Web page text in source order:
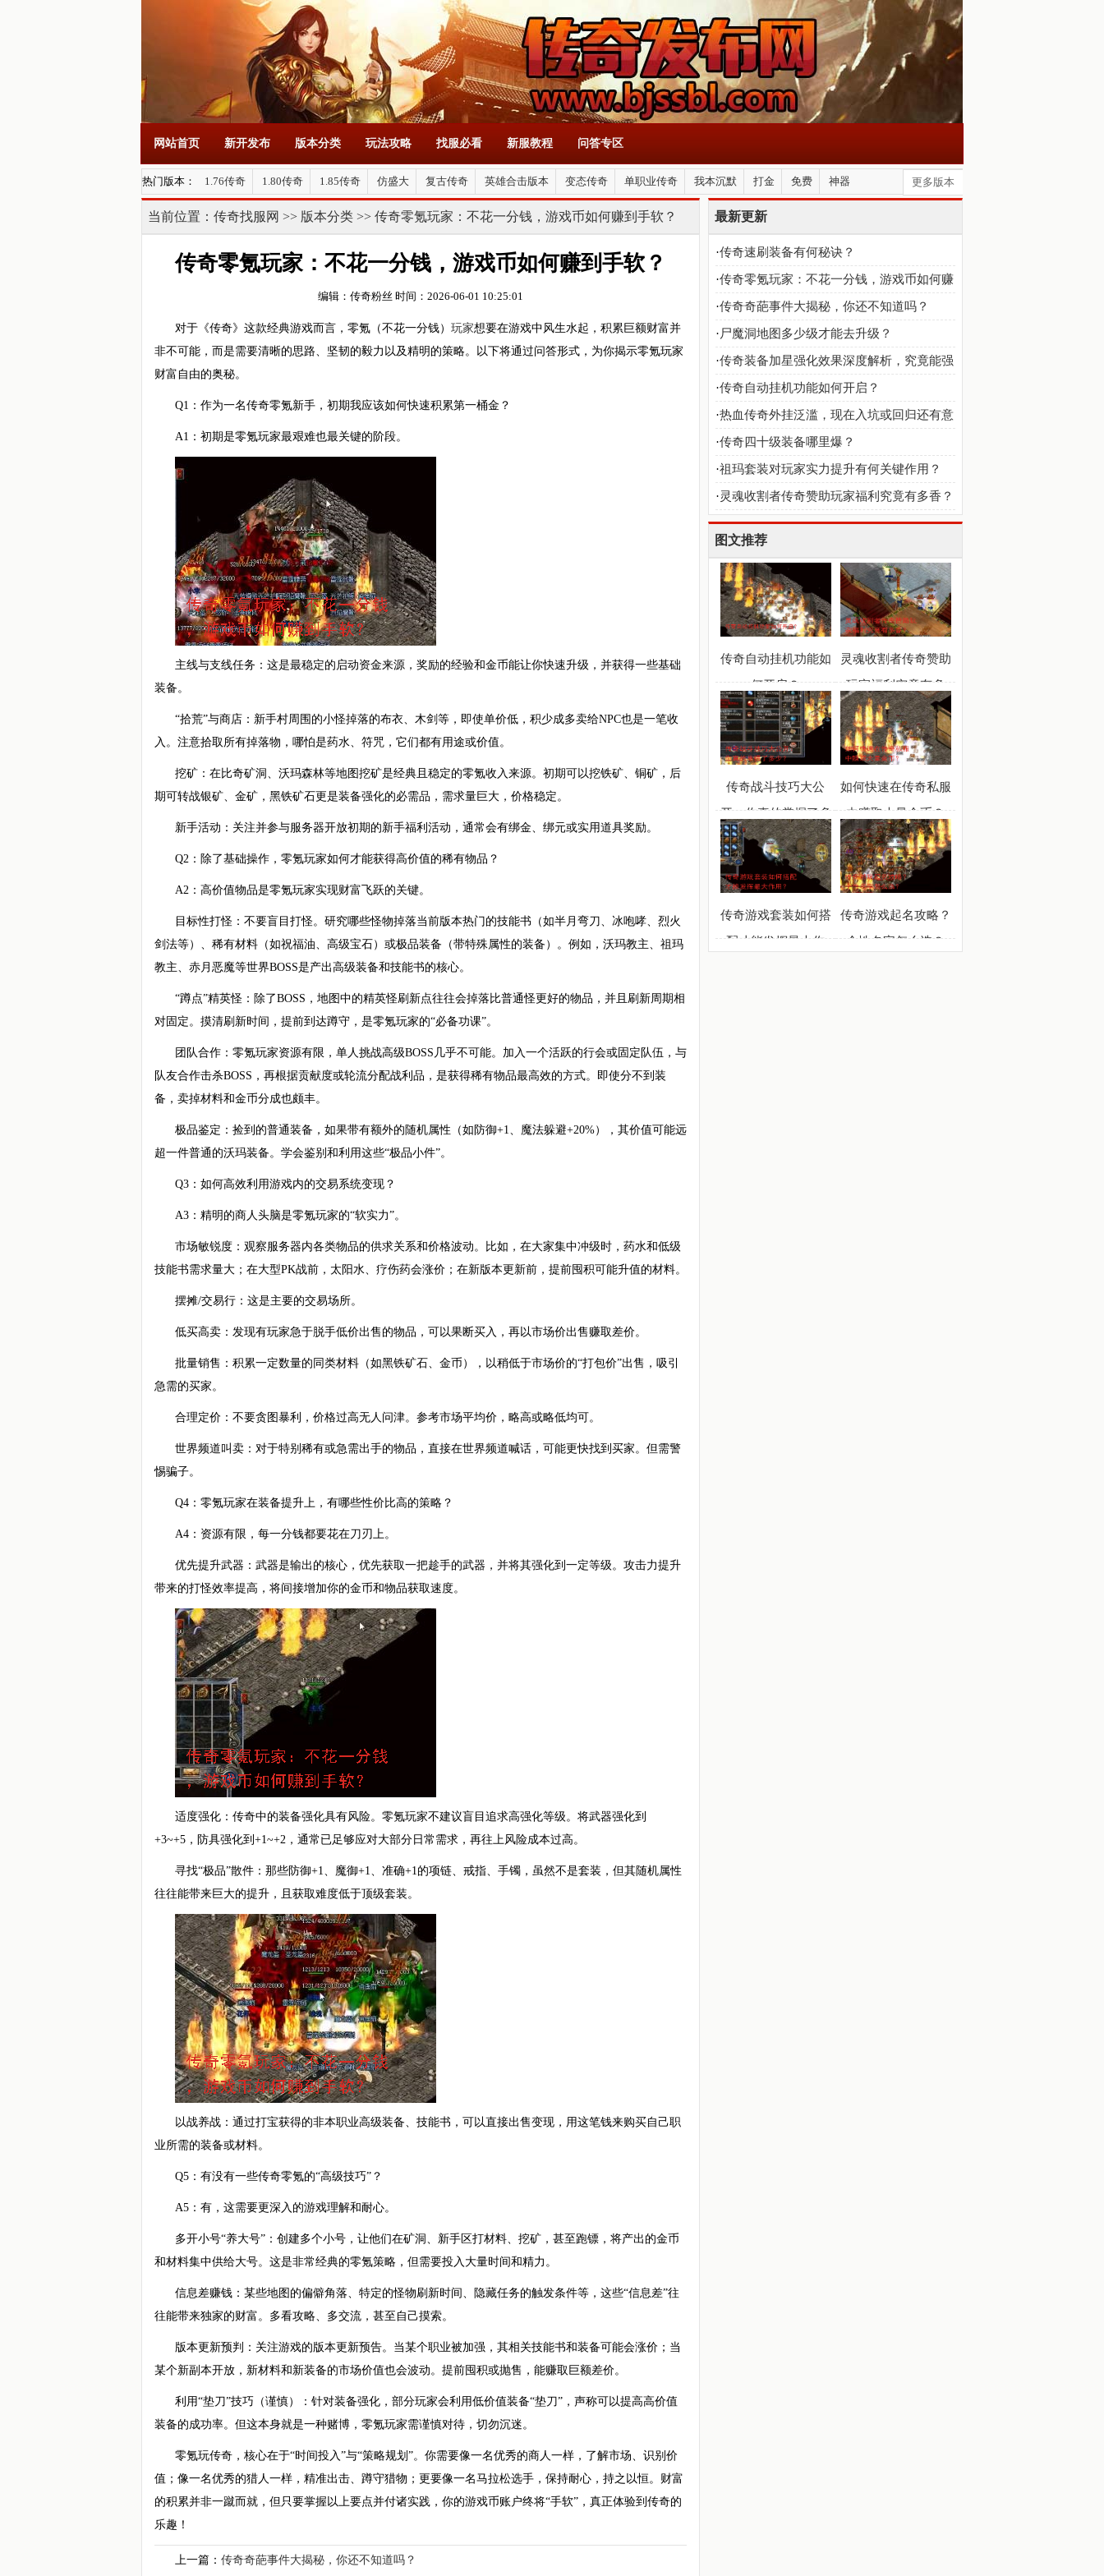
网站首页 新开发布 版本分类 玩法攻略 找服必看 新服教程 问答专区
热门版本： 1.76传奇 1.80传奇 1.85传奇 仿盛大 复古传奇 英雄合击版本 变态传奇 单职业传奇 我本沉默 打金 免费 神器 更多版本
当前位置： 传奇找服网 >> 版本分类 >> 传奇零氪玩家：不花一分钱，游戏币如何赚到手软？
传奇零氪玩家：不花一分钱，游戏币如何赚到手软？
编辑：传奇粉丝 时间：2026-06-01 10:25:01
对于《传奇》这款经典游戏而言，零氪（不花一分钱） 玩家想要在游戏中风生水起，积累巨额财富并
非不可能，而是需要清晰的思路、坚韧的毅力以及精明的策略。以下将通过问答形式，为你揭示零氪玩家
财富自由的奥秘。
Q1：作为一名传奇零氪新手，初期我应该如何快速积累第一桶金？
A1：初期是零氪玩家最艰难也最关键的阶段。
主线与支线任务：这是最稳定的启动资金来源，奖励的经验和金币能让你快速升级，并获得一些基础
装备。
“拾荒”与商店：新手村周围的小怪掉落的布衣、木剑等，即使单价低，积少成多卖给NPC也是一笔收
入。注意拾取所有掉落物，哪怕是药水、符咒，它们都有用途或价值。
挖矿：在比奇矿洞、沃玛森林等地图挖矿是经典且稳定的零氪收入来源。初期可以挖铁矿、铜矿，后
期可转战银矿、金矿，黑铁矿石更是装备强化的必需品，需求量巨大，价格稳定。
新手活动：关注并参与服务器开放初期的新手福利活动，通常会有绑金、绑元或实用道具奖励。
Q2：除了基础操作，零氪玩家如何才能获得高价值的稀有物品？
A2：高价值物品是零氪玩家实现财富飞跃的关键。
目标性打怪：不要盲目打怪。研究哪些怪物掉落当前版本热门的技能书（如半月弯刀、冰咆哮、烈火
剑法等）、稀有材料（如祝福油、高级宝石）或极品装备（带特殊属性的装备）。例如，沃玛教主、祖玛
教主、赤月恶魔等世界BOSS是产出高级装备和技能书的核心。
“蹲点”精英怪：除了BOSS，地图中的精英怪刷新点往往会掉落比普通怪更好的物品，并且刷新周期相
对固定。摸清刷新时间，提前到达蹲守，是零氪玩家的“必备功课”。
团队合作：零氪玩家资源有限，单人挑战高级BOSS几乎不可能。加入一个活跃的行会或固定队伍，与
队友合作击杀BOSS，再根据贡献度或轮流分配战利品，是获得稀有物品最高效的方式。即使分不到装
备，卖掉材料和金币分成也颇丰。
极品鉴定：捡到的普通装备，如果带有额外的随机属性（如防御+1、魔法躲避+20%），其价值可能远
超一件普通的沃玛装备。学会鉴别和利用这些“极品小件”。
Q3：如何高效利用游戏内的交易系统变现？
A3：精明的商人头脑是零氪玩家的“软实力”。
市场敏锐度：观察服务器内各类物品的供求关系和价格波动。比如，在大家集中冲级时，药水和低级
技能书需求量大；在大型PK战前，太阳水、疗伤药会涨价；在新版本更新前，提前囤积可能升值的材料。
摆摊/交易行：这是主要的交易场所。
低买高卖：发现有玩家急于脱手低价出售的物品，可以果断买入，再以市场价出售赚取差价。
批量销售：积累一定数量的同类材料（如黑铁矿石、金币），以稍低于市场价的“打包价”出售，吸引
急需的买家。
合理定价：不要贪图暴利，价格过高无人问津。参考市场平均价，略高或略低均可。
世界频道叫卖：对于特别稀有或急需出手的物品，直接在世界频道喊话，可能更快找到买家。但需警
惕骗子。
Q4：零氪玩家在装备提升上，有哪些性价比高的策略？
A4：资源有限，每一分钱都要花在刀刃上。
优先提升武器：武器是输出的核心，优先获取一把趁手的武器，并将其强化到一定等级。攻击力提升
带来的打怪效率提高，将间接增加你的金币和物品获取速度。
适度强化：传奇中的装备强化具有风险。零氪玩家不建议盲目追求高强化等级。将武器强化到
+3~+5，防具强化到+1~+2，通常已足够应对大部分日常需求，再往上风险成本过高。
寻找“极品”散件：那些防御+1、魔御+1、准确+1的项链、戒指、手镯，虽然不是套装，但其随机属性
往往能带来巨大的提升，且获取难度低于顶级套装。
以战养战：通过打宝获得的非本职业高级装备、技能书，可以直接出售变现，用这笔钱来购买自己职
业所需的装备或材料。
Q5：有没有一些传奇零氪的“高级技巧”？
A5：有，这需要更深入的游戏理解和耐心。
多开小号“养大号”：创建多个小号，让他们在矿洞、新手区打材料、挖矿，甚至跑镖，将产出的金币
和材料集中供给大号。这是非常经典的零氪策略，但需要投入大量时间和精力。
信息差赚钱：某些地图的偏僻角落、特定的怪物刷新时间、隐藏任务的触发条件等，这些“信息差”往
往能带来独家的财富。多看攻略、多交流，甚至自己摸索。
版本更新预判：关注游戏的版本更新预告。当某个职业被加强，其相关技能书和装备可能会涨价；当
某个新副本开放，新材料和新装备的市场价值也会波动。提前囤积或抛售，能赚取巨额差价。
利用“垫刀”技巧（谨慎）：针对装备强化，部分玩家会利用低价值装备“垫刀”，声称可以提高高价值
装备的成功率。但这本身就是一种赌博，零氪玩家需谨慎对待，切勿沉迷。
零氪玩传奇，核心在于“时间投入”与“策略规划”。你需要像一名优秀的商人一样，了解市场、识别价
值；像一名优秀的猎人一样，精准出击、蹲守猎物；更要像一名马拉松选手，保持耐心，持之以恒。财富
的积累并非一蹴而就，但只要掌握以上要点并付诸实践，你的游戏币账户终将“手软”，真正体验到传奇的
乐趣！
上一篇： 传奇奇葩事件大揭秘，你还不知道吗？
最新更新
·传奇速刷装备有何秘诀？
·传奇零氪玩家：不花一分钱，游戏币如何赚
到手软？
·传奇奇葩事件大揭秘，你还不知道吗？
·尸魔洞地图多少级才能去升级？
·传奇装备加星强化效果深度解析，究竟能强
到何种程度？
·传奇自动挂机功能如何开启？
·热血传奇外挂泛滥，现在入坑或回归还有意
义吗？
·传奇四十级装备哪里爆？
·祖玛套装对玩家实力提升有何关键作用？
·灵魂收割者传奇赞助玩家福利究竟有多香？
图文推荐
传奇自动挂机功能如
何开启？
灵魂收割者传奇赞助
玩家福利究竟有多
香？
传奇战斗技巧大公
开：你真的掌握了多
少？
如何快速在传奇私服
中赚取大量金币？
传奇游戏套装如何搭
配才能发挥最大作
传奇游戏起名攻略？
个性名字怎么选？